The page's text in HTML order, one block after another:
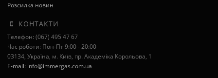
Розсилка новин
КОНТАКТИ
Телефон: (067) 495 47 67
Час роботи: Пон-Пт 9:00 - 20:00
03134, Україна, м. Київ, пр. Академіка Корольова, 1
E-mail: info@immergas.com.ua